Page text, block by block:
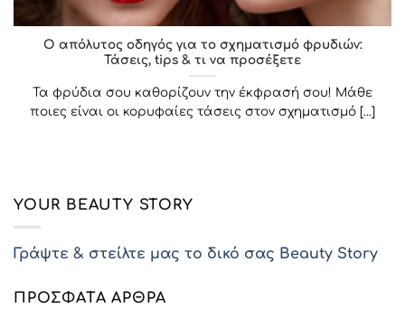
Ο απόλυτος οδηγός για το σχηματισμό φρυδιών:
Τάσεις, tips & τι να προσέξετε
Τα φρύδια σου καθορίζουν την έκφρασή σου! Μάθε
ποιες είναι οι κορυφαίες τάσεις στον σχηματισμό [...]
YOUR BEAUTY STORY
Γράψτε & στείλτε μας το δικό σας Beauty Story
ΠΡΌΣΦΑΤΑ ΆΡΘΡΑ